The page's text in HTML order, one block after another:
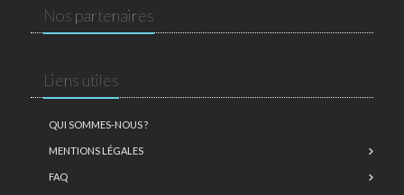
Nos partenaires
Liens utiles
QUI SOMMES-NOUS ?
MENTIONS LÉGALES
FAQ